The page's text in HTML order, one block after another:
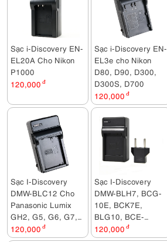
Sạc i-Discovery EN-
EL20A Cho Nikon
P1000
120,000 đ
Sạc i-Discovery EN-
EL3e cho Nikon
D80, D90, D300,
D300S, D700
120,000 đ
Sạc I-Discovery
DMW-BLC12 Cho
Panasonic Lumix
GH2, G5, G6, G7,
FZ200, FZ1000,
FZ2000, GX8,
120,000 đ
Sạc I-Discovery
DMW-BLH7, BCG-
10E, BCK7E,
BLG10, BCE-
10E, BCF10E
120,000 đ